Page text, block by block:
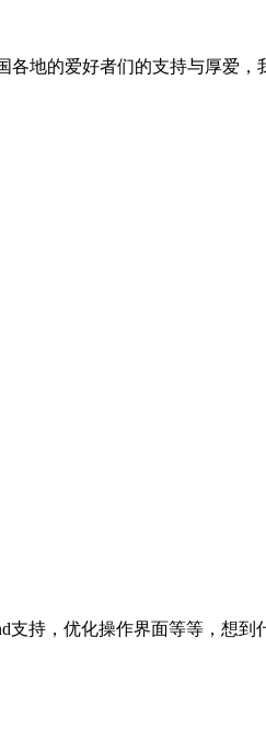
地的爱好者们的支持与厚爱
支持，优化操作界面等等，想到